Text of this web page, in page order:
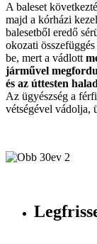
A baleset
majd a kórházi
balesetből eredő
okozati
be, mert a vádlott
járművel
és az úttesten
Az ügyészség a
vétségével vádolja,